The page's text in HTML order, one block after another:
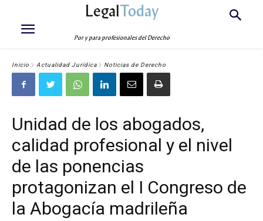
LegalToday
Por y para profesionales del Derecho
Inicio Actualidad Jurídica Noticias de Derecho
Unidad de los abogados,
calidad profesional y el nivel
de las ponencias
protagonizan el I Congreso de
la Abogacía madrileña